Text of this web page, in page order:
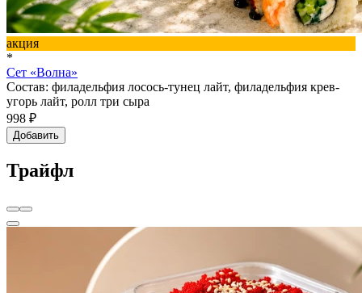
акция
*
Сет «Волна»
Состав: филадельфия лосось-тунец лайт, филадельфия крев-
угорь лайт, ролл три сыра
998 ₽
Добавить
Трайфл